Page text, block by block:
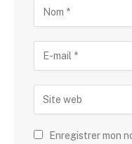
Enregistrer mon